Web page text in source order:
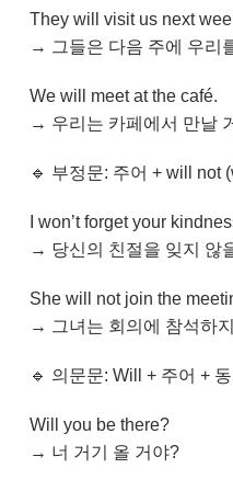
They will visit us next
→ 그들은 다음 주에 우리
We will meet at the café.
→ 우리는 카페에서 만날
🔹 부정문: 주어 + will not
I won’t forget your
→ 당신의 친절을 잊지 않
She will not join the
→ 그녀는 회의에 참석하
🔹 의문문: Will + 주어 +
Will you be there?
→ 너 거기 올 거야?